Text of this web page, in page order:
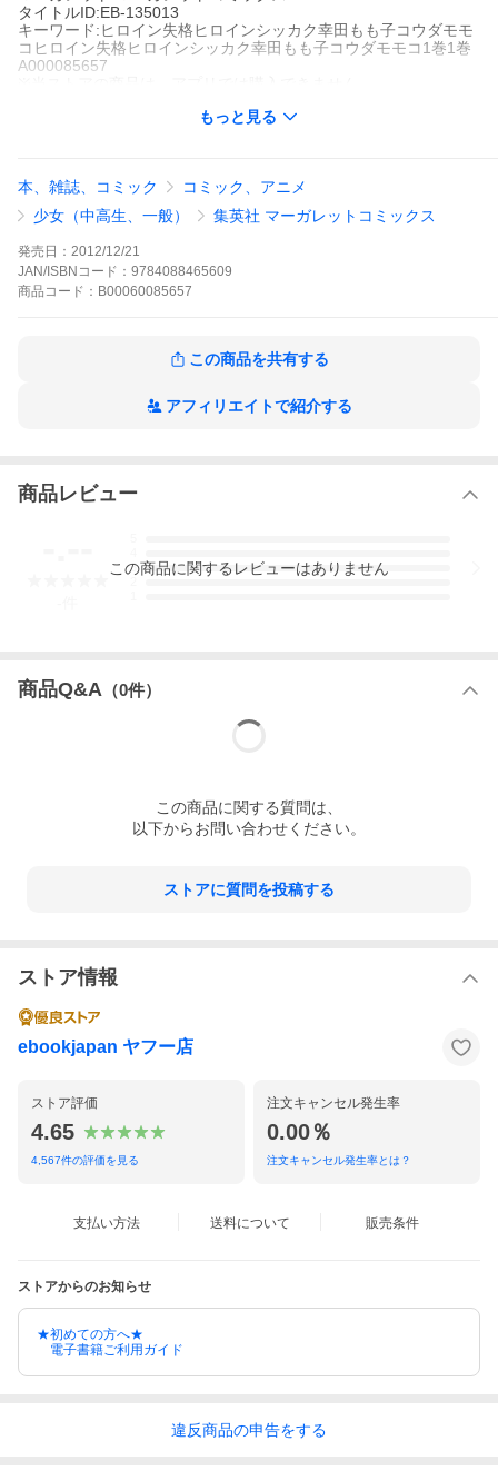
タイトルID:EB-135013
キーワード:ヒロイン失格ヒロインシッカク幸田もも子コウダモモ
コヒロイン失格ヒロインシッカク幸田もも子コウダモモコ1巻1巻
A000085657
女の子は誰だって、自分が主人公の恋物語を夢みちゃうもの。は
とりも、いつか幼馴染みの利太と結ばれるはずだと信じ込んでい
たが――世の中そんなに甘くない!恋に破れたオトメの七転八倒を
赤裸々に描く爆笑コメディー!
ヒロイン失格の作品をもっと見る
もっと見る
本、雑誌、コミック
コミック、アニメ
少女（中高生、一般）
集英社 マーガレットコミックス
発売日： 2012/12/21
JAN/ISBNコード： 9784088465609
商品 コード： B00060085657
この商品を共有する
アフィリエイトで紹介する
商品レビュー
3
この商品に関するレビューはありません
商品Q&A （0件）
この商品に関する質問は、
以下からお問い合わせください。
ストアに質問を投稿する
ストア情報
ebookjapan ヤフー店
ストア評価
4.65
4,567件の評価を見る
注文キャンセル発生率
0.00％
注文キャンセル発生率とは？
支払い方法 送料について 販売条件
ストアからのお知らせ
★初めての方へ★
電子書籍ご利用ガイド
違反商品の申告をする